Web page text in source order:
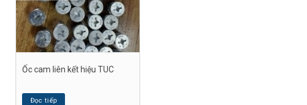
Ốc cam liên kết hiệu TUC
Đọc tiếp